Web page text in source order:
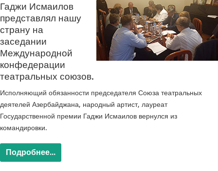
Гаджи Исмаилов
представлял нашу
страну на
заседании
Международной
конфедерации
театральных союзов.
Исполняющий обязанности председателя Союза театральных
деятелей Азербайджана, народный артист, лауреат
Государственной премии Гаджи Исмаилов вернулся из
командировки.
Подробнее...